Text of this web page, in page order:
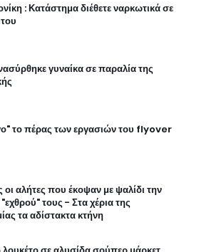
: Κατάστημα διέθετε ναρκωτικά σε
γυναίκα σε παραλία της
το πέρας των εργασιών του flyover
οι αλήτες που έκοψαν με ψαλίδι την
τους - Στα χέρια της
τα αδίστακτα κτήνη